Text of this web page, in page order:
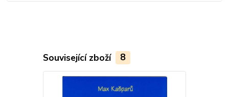
Související zboží 8